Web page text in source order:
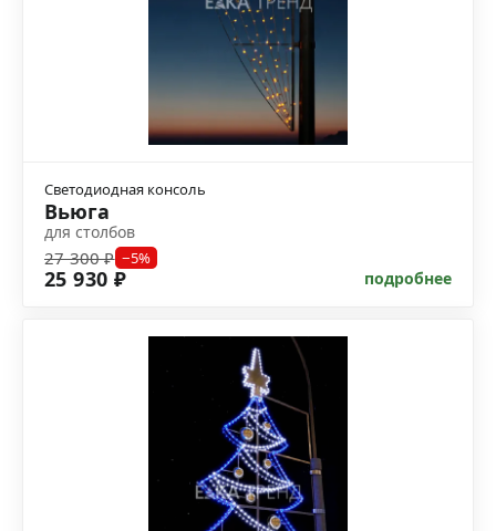
Светодиодная консоль
Вьюга
для столбов
27 300 ₽ −5%
25 930 ₽ подробнее